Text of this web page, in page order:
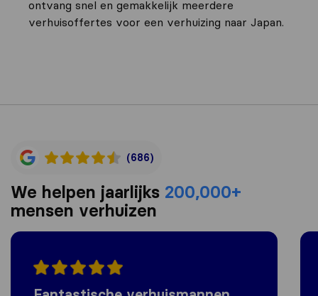
ontvang snel en gemakkelijk meerdere
verhuisoffertes voor een verhuizing naar Japan.
(686)
We helpen jaarlijks 200,000+
mensen verhuizen